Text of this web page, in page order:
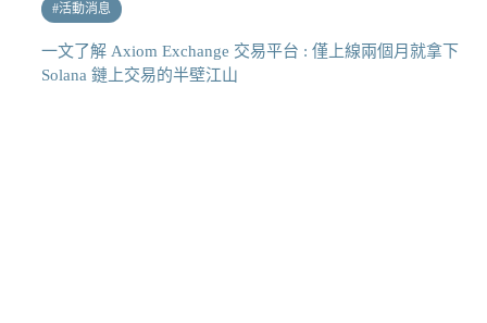
#活動消息
一文了解 Axiom Exchange 交易平台 : 僅上線兩個月就拿下
Solana 鏈上交易的半壁江山